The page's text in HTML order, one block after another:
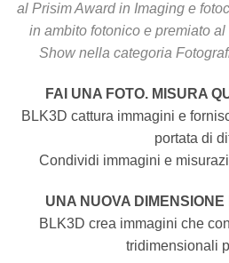
al Prisim Award in Imaging e
in ambito fotonico e premiato
Show nella categoria
FAI UNA FOTO. MISURA
BLK3D cattura immagini e
portata di
Condividi immagini e
UNA NUOVA
BLK3D crea immagini che
tridimensionali